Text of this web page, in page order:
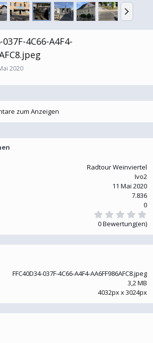
ä
037F-4C66-A4F4-
2020
zum Anzeigen
Radtour Weinviertel
Ivo2
11 Mai 2020
7.836
0
,
0
0
S
n
(
)
0 Bewertung(en)
FFC40D34-037F-4C66-A4F4-AA6FF986AFC8.jpeg
3,2 MB
4032px x 3024px